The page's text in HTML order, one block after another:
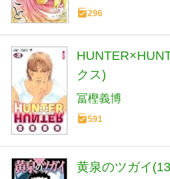
296
クス)
冨樫義博
591
黄泉のツガイ